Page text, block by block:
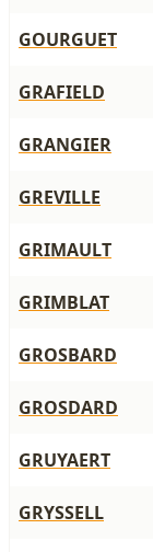
GOURGUET
GRAFIELD
GRANGIER
GREVILLE
GRIMAULT
GRIMBLAT
GROSBARD
GROSDARD
GRUYAERT
GRYSSELL